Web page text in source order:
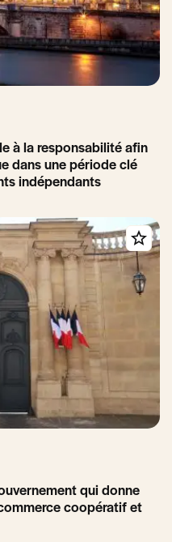
à la responsabilité afin
dans une période clé
indépendants
qui donne
coopératif et